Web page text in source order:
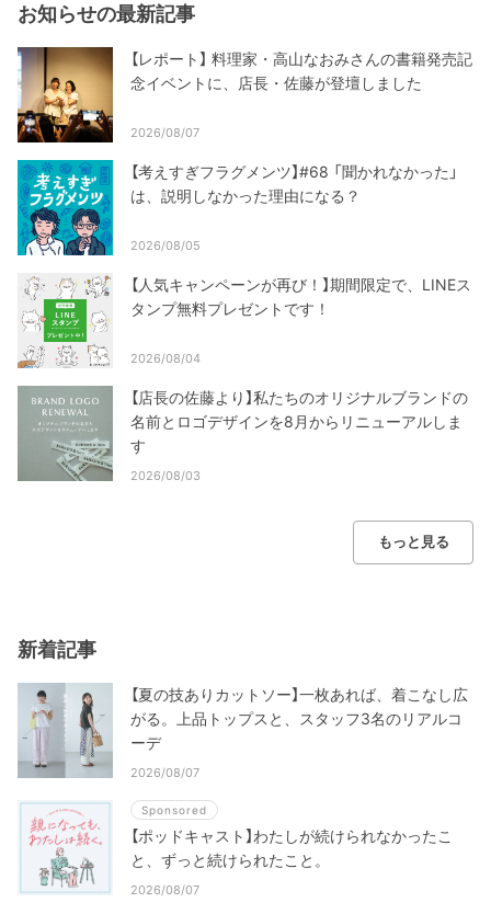
お知らせの最新記事
【レポート】 料理家・高山なおみさんの書籍発売記
念イベントに、店長・佐藤が登壇しました
2026/08/07
【考えすぎフラグメンツ】#68 「聞かれなかった」
は、説明しなかった理由になる？
2026/08/05
【人気キャンペーンが再び！】期間限定で、LINEス
タンプ無料プレゼントです！
2026/08/04
【店長の佐藤より】私たちのオリジナルブランドの
名前とロゴデザインを8月からリニューアルしま
す
2026/08/03
もっと見る
新着記事
【夏の技ありカットソー】一枚あれば、着こなし広
がる。上品トップスと、スタッフ3名のリアルコ
ーデ
2026/08/07
Sponsored
【ポッドキャスト】わたしが続けられなかったこ
と、ずっと続けられたこと。
2026/08/07